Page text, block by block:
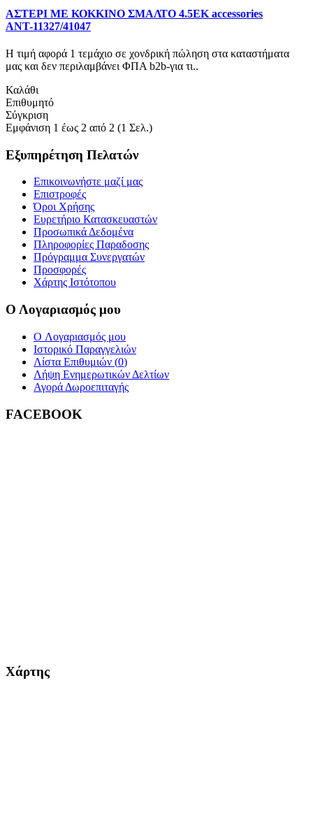
ΑΣΤΕΡΙ ΜΕ ΚΟΚΚΙΝΟ ΣΜΑΛΤΟ 4.5ΕΚ accessories
ΑΝΤ-11327/41047
Η τιμή αφορά 1 τεμάχιο σε χονδρική πώληση στα καταστήματα
μας και δεν περιλαμβάνει ΦΠΑ b2b-για τι..
Καλάθι
Επιθυμητό
Σύγκριση
Εμφάνιση 1 έως 2 από 2 (1 Σελ.)
Εξυπηρέτηση Πελατών
Επικοινωνήστε μαζί μας
Επιστροφές
Όροι Χρήσης
Ευρετήριο Κατασκευαστών
Προσωπικά Δεδομένα
Πληροφορίες Παραδοσης
Πρόγραμμα Συνεργατών
Προσφορές
Χάρτης Ιστότοπου
Ο Λογαριασμός μου
O Λογαριασμός μου
Ιστορικό Παραγγελιών
Λίστα Επιθυμιών (0)
Λήψη Ενημερωτικών Δελτίων
Αγορά Δωροεπιταγής
FACEBOOK
Χάρτης